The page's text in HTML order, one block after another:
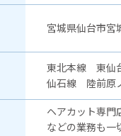
宮城県仙台市宮
東北本線 東仙
仙石線 陸前原
ヘアカット専門
などの業務も一